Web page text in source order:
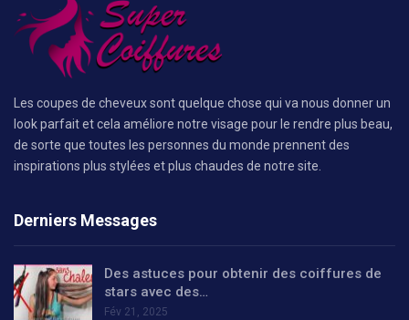
Les coupes de cheveux sont quelque chose qui va nous donner un
look parfait et cela améliore notre visage pour le rendre plus beau,
de sorte que toutes les personnes du monde prennent des
inspirations plus stylées et plus chaudes de notre site.
Derniers Messages
Des astuces pour obtenir des coiffures de
stars avec des…
Fév 21, 2025